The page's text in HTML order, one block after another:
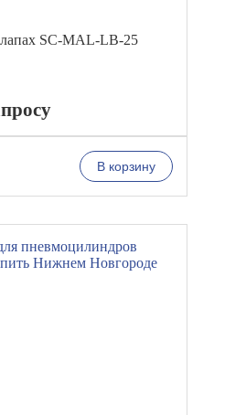
SC-MAL-LB-25
В корзину